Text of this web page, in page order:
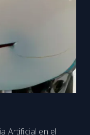
Artificial en el